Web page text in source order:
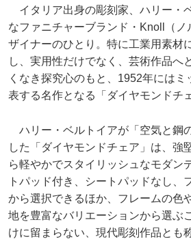
イタリア出身の彫刻家、ハリー・
なファニチャーブランド・Knoll（
ザイナーのひとり。特に工業用素材
し、実用性だけでなく、芸術作品へ
くなき探究心のもと、1952年には
表する名作となる「ダイヤモンドチ
ハリー・ベルトイアが「空気と鋼
した「ダイヤモンドチェア」は、強
ら軽やかでスタイリッシュなモダン
トパッド付き、シートパッドなし、
から選択できるほか、フレームの色
地を豊富なバリエーションから選ぶ
けに留まらない、現代彫刻作品とも